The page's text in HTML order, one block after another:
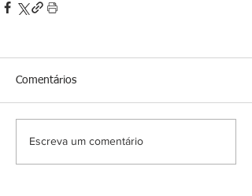
Comentários
Escreva um comentário